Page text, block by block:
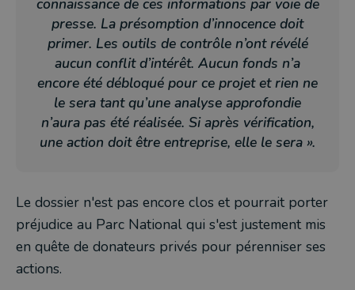
connaissance de ces informations par voie de
presse. La présomption d’innocence doit
primer. Les outils de contrôle n’ont révélé
aucun conflit d’intérêt. Aucun fonds n’a
encore été débloqué pour ce projet et rien ne
le sera tant qu’une analyse approfondie
n’aura pas été réalisée. Si après vérification,
une action doit être entreprise, elle le sera ».
Le dossier n'est pas encore clos et pourrait porter
préjudice au Parc National qui s'est justement mis
en quête de donateurs privés pour pérenniser ses
actions.